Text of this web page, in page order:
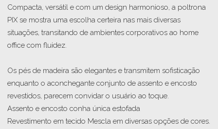
Compacta, versátil e com um design harmonioso, a poltrona
PIX se mostra uma escolha certeira nas mais diversas
situações, transitando de ambientes corporativos ao home
office com fluidez.
Os pés de madeira são elegantes e transmitem sofisticação
enquanto o aconchegante conjunto de assento e encosto
revestidos, parecem convidar o usuário ao toque.
Assento e encosto conha única estofada
Revestimento em tecido Mescla em diversas opções de cores.